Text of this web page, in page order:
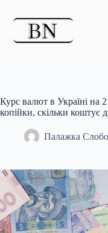
Курс валют в Україні на
копійки, скільки коштує
Палажка